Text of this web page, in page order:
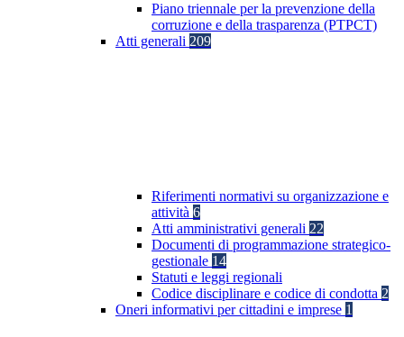
Piano triennale per la prevenzione della
corruzione e della trasparenza (PTPCT)
Atti generali 209
Riferimenti normativi su organizzazione e
attività 6
Atti amministrativi generali 22
Documenti di programmazione strategico-
gestionale 14
Statuti e leggi regionali
Codice disciplinare e codice di condotta 2
Oneri informativi per cittadini e imprese 1